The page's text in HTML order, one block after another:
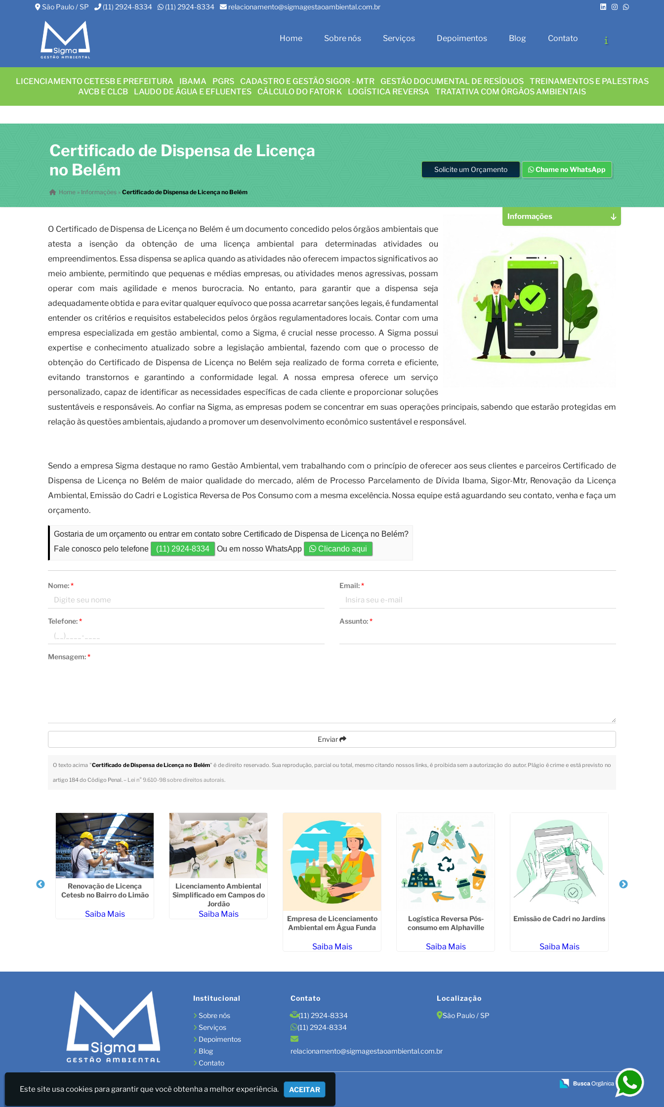
São Paulo / SP (11) 2924-8334 (11) 2924-8334 relacionamento@sigmagestaoambiental.com.br
Home Sobre nós Serviços Depoimentos Blog Contato
LICENCIAMENTO CETESB E PREFEITURA IBAMA PGRS CADASTRO E GESTÃO SIGOR - MTR GESTÃO DOCUMENTAL DE RESÍDUOS
TREINAMENTOS E PALESTRAS
AVCB E CLCB
LAUDO DE ÁGUA E EFLUENTES CÁLCULO DO FATOR K LOGÍSTICA REVERSA TRATATIVA COM ÓRGÃOS AMBIENTAIS
Certificado de Dispensa de Licença
no Belém
Home » Informações »Certificado de Dispensa de Licença no Belém
Solicite um Orçamento Chame no WhatsApp
O Certificado de Dispensa de Licença no Belém é um documento concedido pelos órgãos ambientais que
atesta a isenção da obtenção de uma licença ambiental para determinadas atividades ou
empreendimentos. Essa dispensa se aplica quando as atividades não oferecem impactos significativos ao
meio ambiente, permitindo que pequenas e médias empresas, ou atividades menos agressivas, possam
operar com mais agilidade e menos burocracia. No entanto, para garantir que a dispensa seja
adequadamente obtida e para evitar qualquer equívoco que possa acarretar sanções legais, é fundamental
entender os critérios e requisitos estabelecidos pelos órgãos regulamentadores locais. Contar com uma
empresa especializada em gestão ambiental, como a Sigma, é crucial nesse processo. A Sigma possui
expertise e conhecimento atualizado sobre a legislação ambiental, fazendo com que o processo de
obtenção do Certificado de Dispensa de Licença no Belém seja realizado de forma correta e eficiente,
evitando transtornos e garantindo a conformidade legal. A nossa empresa oferece um serviço
personalizado, capaz de identificar as necessidades específicas de cada cliente e proporcionar soluções
sustentáveis e responsáveis. Ao confiar na Sigma, as empresas podem se concentrar em suas operações principais, sabendo que estarão protegidas em
relação às questões ambientais, ajudando a promover um desenvolvimento econômico sustentável e responsável.
Sendo a empresa Sigma destaque no ramo Gestão Ambiental, vem trabalhando com o princípio de oferecer aos seus clientes e parceiros Certificado de
Dispensa de Licença no Belém de maior qualidade do mercado, além de Processo Parcelamento de Dívida Ibama, Sigor-Mtr, Renovação da Licença
Ambiental, Emissão do Cadri e Logistica Reversa de Pos Consumo com a mesma excelência. Nossa equipe está aguardando seu contato, venha e faça um
orçamento.
Gostaria de um orçamento ou entrar em contato sobre Certificado de Dispensa de Licença no Belém?
Fale conosco pelo telefone
(11) 2924-8334 Ou em nosso WhatsApp Clicando aqui
Nome:* Email:*
Telefone:* Assunto:*
Mensagem:*
Enviar
O texto acima "Certificado de Dispensa de Licença no Belém" é de direito reservado. Sua reprodução, parcial ou total, mesmo citando nossos links, é proibida sem a autorização do autor. Plágio é crime e está previsto no
artigo 184 do Código Penal. – Lei n° 9.610-98 sobre direitos autorais.
Informações
Renovação de Licença
Cetesb no Bairro do Limão
Saiba Mais
Licenciamento Ambiental
Simplificado em Campos do
Jordão
Saiba Mais
Empresa de Licenciamento
Ambiental em Água Funda
Saiba Mais
Logística Reversa Pós-
consumo em Alphaville
Saiba Mais
Emissão de Cadri no Jardins
Saiba Mais
Institucional
Sobre nós
Serviços
Depoimentos
Blog
Contato
Contato
(11) 2924-8334
(11) 2924-8334
relacionamento@sigmagestaoambiental.com.br
Localização
São Paulo / SP
Sigma Gestão Ambiental - LICENÇAS AMBIENTAIS/GESTÃO DE RESÍDUOS/LAUDOS
Este site usa cookies para garantir que você obtenha a melhor experiência. ACEITAR